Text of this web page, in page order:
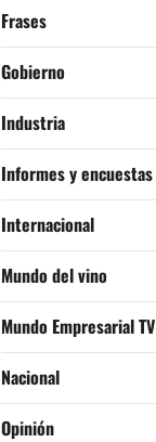
Frases
Gobierno
Industria
Informes y encuestas
Internacional
Mundo del vino
Mundo Empresarial TV
Nacional
Opinión